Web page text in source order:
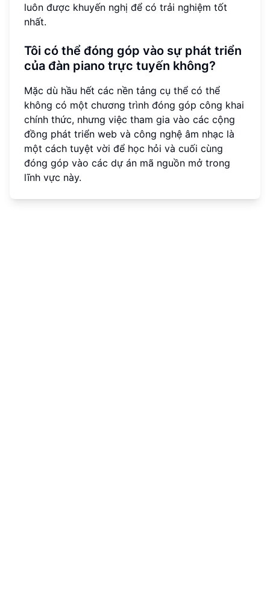
luôn được khuyến nghị để có trải nghiệm tốt
nhất.
Tôi có thể đóng góp vào sự phát triển
của đàn piano trực tuyến không?
Mặc dù hầu hết các nền tảng cụ thể có thể
không có một chương trình đóng góp công khai
chính thức, nhưng việc tham gia vào các cộng
đồng phát triển web và công nghệ âm nhạc là
một cách tuyệt vời để học hỏi và cuối cùng
đóng góp vào các dự án mã nguồn mở trong
lĩnh vực này.